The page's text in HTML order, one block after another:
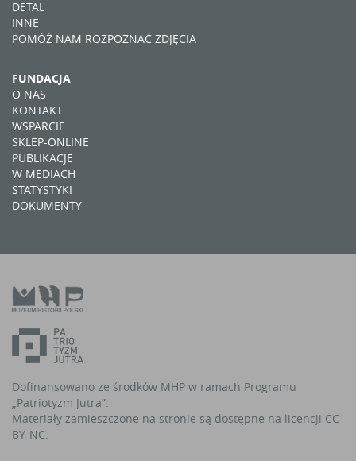
DETAL
INNE
POMÓŻ NAM ROZPOZNAĆ ZDJĘCIA
FUNDACJA
O NAS
KONTAKT
WSPARCIE
SKLEP-ONLINE
PUBLIKACJE
W MEDIACH
STATYSTYKI
DOKUMENTY
Dofinansowano ze środków MHP w ramach Programu
„Patriotyzm Jutra”.
Materiały zamieszczone na stronie są dostępne na licencji CC
BY-NC.